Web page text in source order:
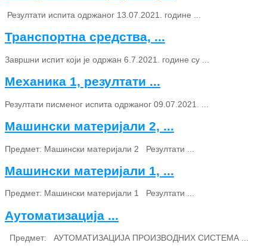
Резултати испита одржаног 13.07.2021. године ...
Транспортна средства, ...
Завршни испит који је одржан 6.7.2021. године су ...
Механика 1, резултати ...
Резултати писменог испита одржаног 09.07.2021. ...
Машински материјали 2, ...
Предмет: Машински материјали 2 Резултати ...
Машински материјали 1, ...
Предмет: Машински материјали 1 Резултати ...
Аутоматизација ...
Предмет: АУТОМАТИЗАЦИЈА ПРОИЗВОДНИХ СИСТЕМА ...